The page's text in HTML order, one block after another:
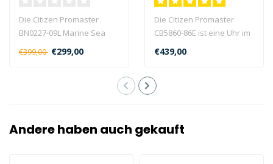
Die Citizen Promaster
BN0227-09L Marine Sea
verfügt über eine
Gangreserve von ..
€399,00 €299,00
Die Citizen Promaster
CB5860-86E ist eine Uhr im
Kaliber E660 mit 300 Tagen
Gang..
€439,00
Andere haben auch gekauft